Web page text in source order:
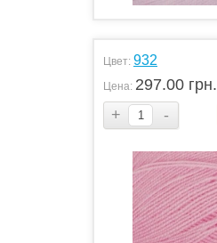
Цвет: 932
Цена: 297.00 грн.
+
-